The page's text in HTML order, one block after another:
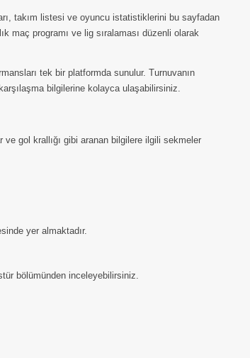
takım listesi ve oyuncu istatistiklerini bu sayfadan
maç programı ve lig sıralaması düzenli olarak
tek bir platformda sunulur. Turnuvanın
bilgilerine kolayca ulaşabilirsiniz.
gol krallığı gibi aranan bilgilere ilgili sekmeler
yer almaktadır.
bölümünden inceleyebilirsiniz.